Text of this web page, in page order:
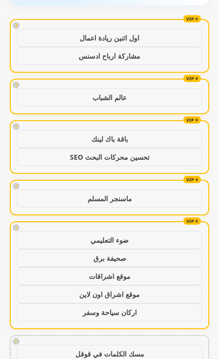
!
اول اثنين ريادة اعمال
مشاركة ارباح ادسنس
!
عالم الشباب
!
باقة باك لينك
تحسين محركات البحث SEO
!
ماسنجر المسلم
!
ضوء التعليمي
صحيفة برق
موقع اشراقات
موقع اشراق اون لاين
اركان سياحة وسفر
!
مسك الكلمات في قوقل